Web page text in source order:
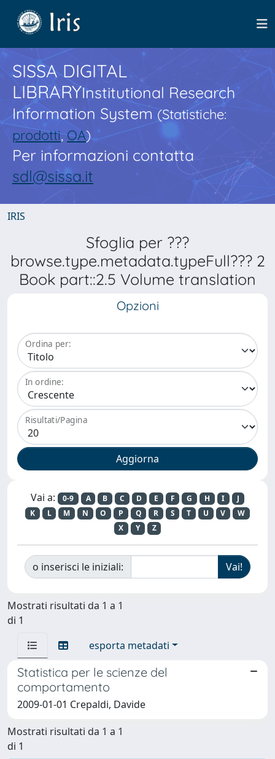
SISSA DIGITAL
LIBRARYInstitutional Research
Information System(Statistiche:
prodotti,OA)
Per informazioni contatta
sdl@sissa.it
IRIS
Sfoglia per ???
browse.type.metadata.typeFull??? 2
Book part::2.5 Volume translation
Opzioni
Ordina per:
In ordine:
Risultati/Pagina
Vai a: 0-9 A B C D E F G H I
J
K
L M N O P Q R S T U V
W
X
Y Z
o inserisci le iniziali:
Mostrati risultati da 1 a 1
di 1
esporta metadati
Statistica per le scienze del
comportamento
2009-01-01 Crepaldi, Davide
Mostrati risultati da 1 a 1
di 1